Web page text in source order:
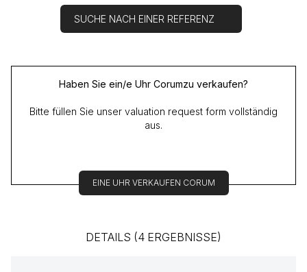
SUCHE NACH EINER REFERENZ
Haben Sie ein/e Uhr Corumzu verkaufen?
Bitte füllen Sie unser valuation request form vollständig
aus.
EINE UHR VERKAUFEN CORUM
DETAILS (4 ERGEBNISSE)